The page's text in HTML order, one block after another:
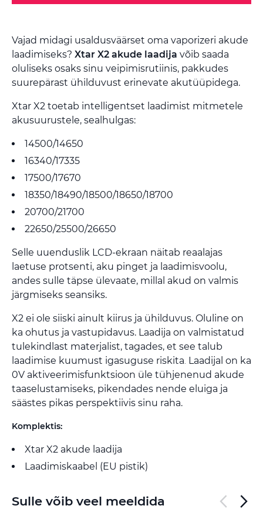
Vajad midagi usaldusväärset oma vaporizeri akude
laadimiseks? Xtar X2 akude laadija võib saada
oluliseks osaks sinu veipimisrutiinis, pakkudes
suurepärast ühilduvust erinevate akutüüpidega.
Xtar X2 toetab intelligentset laadimist mitmetele
akusuurustele, sealhulgas:
14500/14650
16340/17335
17500/17670
18350/18490/18500/18650/18700
20700/21700
22650/25500/26650
Selle uuenduslik LCD-ekraan näitab reaalajas
laetuse protsenti, aku pinget ja laadimisvoolu,
andes sulle täpse ülevaate, millal akud on valmis
järgmiseks seansiks.
X2 ei ole siiski ainult kiirus ja ühilduvus. Oluline on
ka ohutus ja vastupidavus. Laadija on valmistatud
tulekindlast materjalist, tagades, et see talub
laadimise kuumust igasuguse riskita Laadijal on ka
0V aktiveerimisfunktsioon üle tühjenenud akude
taaselustamiseks, pikendades nende eluiga ja
säästes pikas perspektiivis sinu raha.
Komplektis:
Xtar X2 akude laadija
Laadimiskaabel (EU pistik)
Sulle võib veel meeldida